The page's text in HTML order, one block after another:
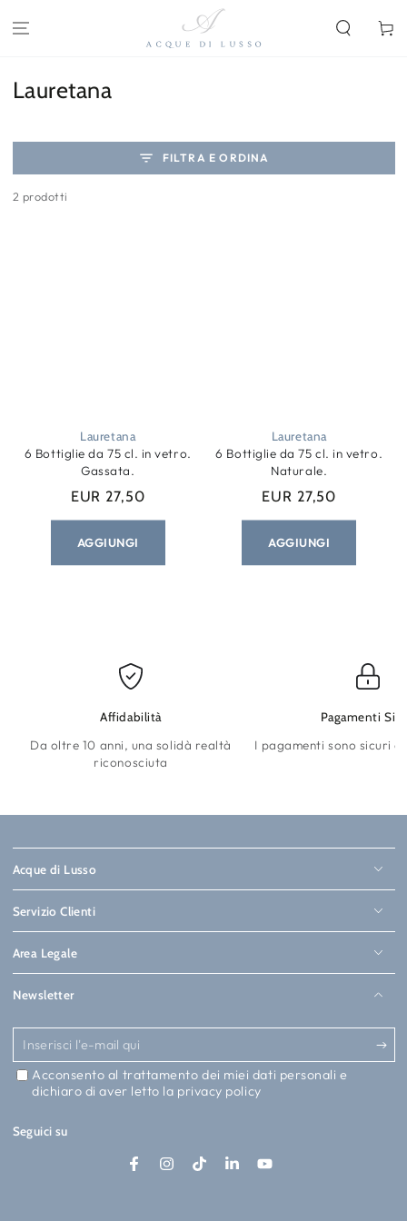
CONTENUTO
Carello
Collezione:
Lauretana
FILTRA E ORDINA
2 prodotti
Lauretana
6 Bottiglie da 75 cl. in vetro.
Gassata.
Prezzo
EUR 27,50
AGGIUNGI
Lauretana
6 Bottiglie da 75 cl. in vetro.
Naturale.
Prezzo
EUR 27,50
AGGIUNGI
Affidabilità
Da oltre 10 anni, una solidà realtà
riconosciuta
Pagamenti
I pagamenti sono sicuri
Acque di Lusso
Servizio Clienti
Area Legale
Newsletter
Inserisci
l'e-
mail
Acconsento al trattamento dei miei dati personali e
dichiaro di aver letto la privacy policy
Seguici su
FacebookInstagramTikTokLinkedInYouTube